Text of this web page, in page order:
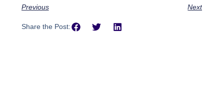
Previous Next
Share the Post: